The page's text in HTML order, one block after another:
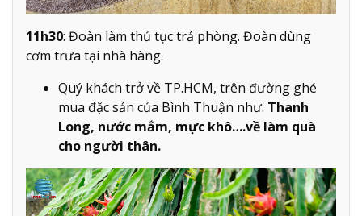
11h30: Đoàn làm thủ tục trả phòng. Đoàn dùng
cơm trưa tại nhà hàng.
Quý khách trở về TP.HCM, trên đường ghé
mua đặc sản của Bình Thuận như: Thanh
Long, nước mắm, mực khô….về làm quà
cho người thân.